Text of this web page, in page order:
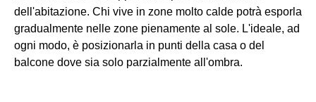
dell'abitazione. Chi vive in zone molto calde potrà esporla
gradualmente nelle zone pienamente al sole. L'ideale, ad
ogni modo, è posizionarla in punti della casa o del
balcone dove sia solo parzialmente all'ombra.